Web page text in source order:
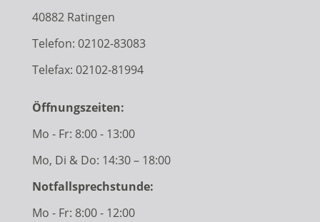
40882 Ratingen
Telefon: 02102-83083
Telefax: 02102-81994
Öffnungszeiten:
Mo - Fr: 8:00 - 13:00
Mo, Di & Do: 14:30 – 18:00
Notfallsprechstunde:
Mo - Fr: 8:00 - 12:00